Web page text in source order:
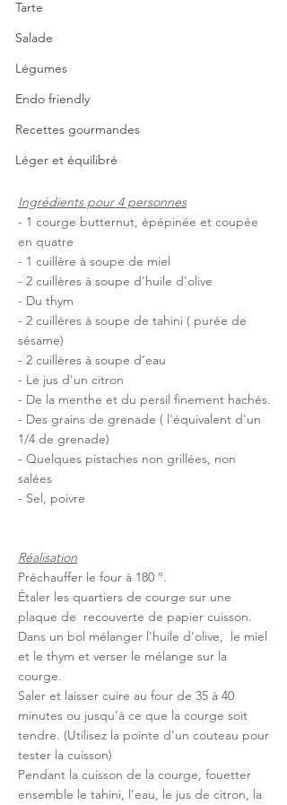
Tarte
Salade
Légumes
Endo friendly
Recettes gourmandes
Léger et équilibré
Ingrédients pour 4 personnes
- 1 courge butternut, épépinée et coupée
en quatre
- 1 cuillère à soupe de miel
- 2 cuillères à soupe d'huile d'olive
- Du thym
- 2 cuillères à soupe de tahini ( purée de
sésame)
- 2 cuillères à soupe d’eau
- Le jus d'un citron
- De la menthe et du persil finement hachés.
- Des grains de grenade ( l'équivalent d'un
1/4 de grenade)
- Quelques pistaches non grillées, non
salées
- Sel, poivre
Réalisation
Préchauffer le four à 180 °.
Étaler les quartiers de courge sur une
plaque de  recouverte de papier cuisson.
Dans un bol mélanger l'huile d'olive,  le miel
et le thym et verser le mélange sur la
courge.
Saler et laisser cuire au four de 35 à 40
minutes ou jusqu’à ce que la courge soit
tendre. (Utilisez la pointe d'un couteau pour
tester la cuisson)
Pendant la cuisson de la courge, fouetter
ensemble le tahini, l’eau, le jus de citron, la